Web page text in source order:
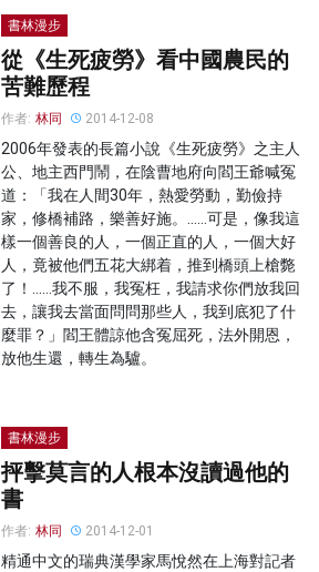
書林漫步
從《生死疲勞》看中國農民的
苦難歷程
作者: 林同 2014-12-08
2006年發表的長篇小說《生死疲勞》之主人
公、地主西門鬧，在陰曹地府向閻王爺喊冤
道：「我在人間30年，熱愛勞動，勤儉持
家，修橋補路，樂善好施。……可是，像我這
樣一個善良的人，一個正直的人，一個大好
人，竟被他們五花大綁着，推到橋頭上槍斃
了！……我不服，我冤枉，我請求你們放我回
去，讓我去當面問問那些人，我到底犯了什
麼罪？」閻王體諒他含冤屈死，法外開恩，
放他生還，轉生為驢。
書林漫步
抨擊莫言的人根本沒讀過他的
書
作者: 林同 2014-12-01
精通中文的瑞典漢學家馬悅然在上海對記者